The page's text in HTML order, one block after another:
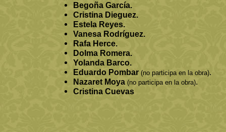
Begoña García.
Cristina Dieguez.
Estela Reyes.
Vanesa Rodríguez.
Rafa Herce.
Dolma Romera.
Yolanda Barco.
Eduardo Pombar (no participa en la obra).
Nazaret Moya (no participa en la obra).
Cristina Cuevas